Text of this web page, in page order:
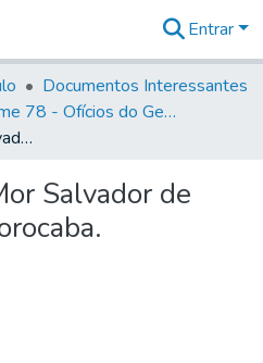
na
Entrar
Documentos Interessantes
Volume 78 - Ofícios do General Martim Lopes Lobo de Saldanha (1777)
Para o Capitam Mor Salvador de Olyveira Leme Sorocaba.
Salvador de